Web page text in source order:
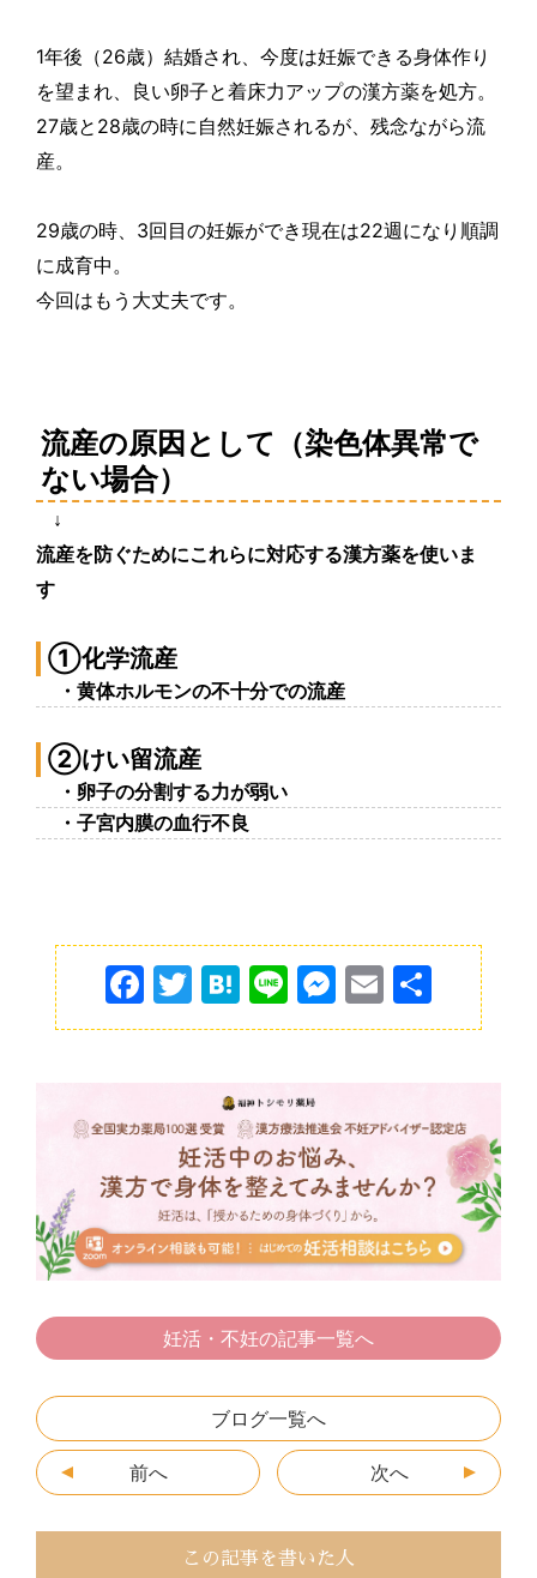
1年後（26歳）結婚され、今度は妊娠できる身体作り
を望まれ、良い卵子と着床力アップの漢方薬を処方。
27歳と 28歳の時に自然妊娠されるが、 残念ながら流
産。
29歳の時、 3回目の妊娠ができ現在は22週になり順調
に成育中。
今回はもう大丈夫です。
流産の原因として（染色体異常で
ない場合）
↓
流産を防ぐためにこれらに対応する漢方薬を使いま
す
①化学流産
・黄体ホルモンの不十分での流産
②けい留流産
・卵子の分割する力が弱い
・子宮内膜の血行不良
F
a
b
o
o
k
T
w
er
H
at
n
a
Li
n
M
e
s
e
n
g
er
E
m 有
妊活・不妊の記事一覧へ
ブログ一覧へ
前へ 次へ
この記事を書いた人